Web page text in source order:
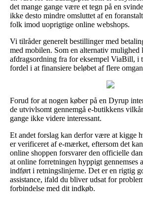
det mange gange være et tegn på en
ikke desto mindre omsluttet af en
folk imod uoprigtige online webshops.
Vi tilråder generelt bestillinger med
med mobilen. Som en alternativ mulighed
afdragsordning fra for eksempel ViaBill, i
fordel i at finansiere beløbet af flere
Forud for at nogen køber på en Dyrup
de utvivlsomt gennemgå e-butikkens
gange ikke videre interessant.
Et andet forslag kan derfor være at kigge
er verificeret af e-mærket, eftersom det
online shoppen forsvarer den officielle
at online forretningen hyppigt gennemses
indført i retningslinjerne. Det er en rigtig
assistance, ifald du bliver udsat for
forbindelse med dit indkøb.